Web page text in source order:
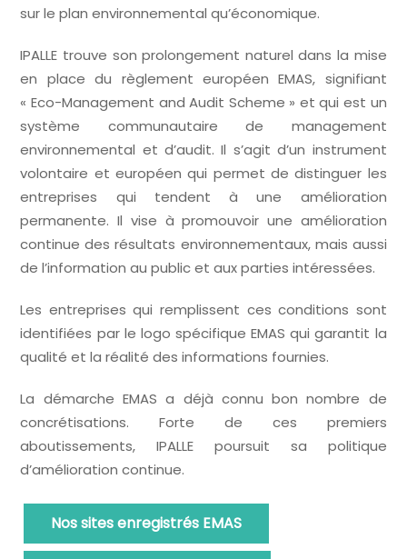
sur le plan environnemental qu’économique.
IPALLE trouve son prolongement naturel dans la mise
en place du règlement européen EMAS, signifiant
« Eco-Management and Audit Scheme » et qui est un
système communautaire de management
environnemental et d’audit. Il s’agit d’un instrument
volontaire et européen qui permet de distinguer les
entreprises qui tendent à une amélioration
permanente. Il vise à promouvoir une amélioration
continue des résultats environnementaux, mais aussi
de l’information au public et aux parties intéressées.
Les entreprises qui remplissent ces conditions sont
identifiées par le logo spécifique EMAS qui garantit la
qualité et la réalité des informations fournies.
La démarche EMAS a déjà connu bon nombre de
concrétisations. Forte de ces premiers
aboutissements, IPALLE poursuit sa politique
d’amélioration continue.
Nos sites enregistrés EMAS